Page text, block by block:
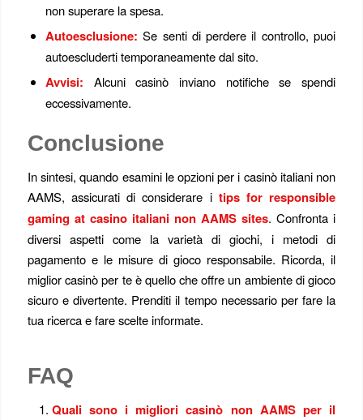
non superare la spesa.
Autoesclusione: Se senti di perdere il controllo, puoi
autoescluderti temporaneamente dal sito.
Avvisi: Alcuni casinò inviano notifiche se spendi
eccessivamente.
Conclusione
In sintesi, quando esamini le opzioni per i casinò italiani non
AAMS, assicurati di considerare i tips for responsible
gaming at casino italiani non AAMS sites. Confronta i
diversi aspetti come la varietà di giochi, i metodi di
pagamento e le misure di gioco responsabile. Ricorda, il
miglior casinò per te è quello che offre un ambiente di gioco
sicuro e divertente. Prenditi il tempo necessario per fare la
tua ricerca e fare scelte informate.
FAQ
Quali sono i migliori casinò non AAMS per il